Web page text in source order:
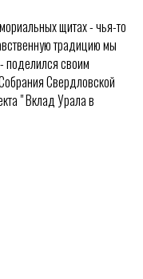
щитах - чья-то
традицию мы
поделился своим
Свердловской
" Вклад Урала в